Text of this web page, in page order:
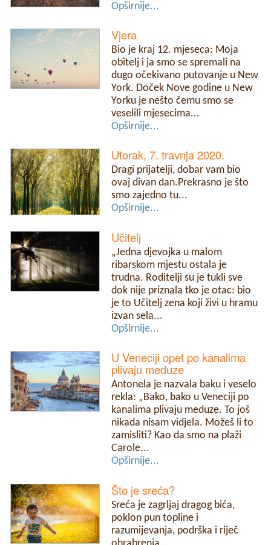
Opširnije...
Vjera
Bio je kraj 12. mjeseca: Moja
obitelj i ja smo se spremali na
dugo očekivano putovanje u New
York. Doček Nove godine u New
Yorku je nešto čemu smo se
veselili mjesecima...
Opširnije...
Utorak, 7. travnja 2020.
Dragi prijatelji, dobar vam bio
ovaj divan dan.Prekrasno je što
smo zajedno tu...
Opširnije...
Učitelj
„Jedna djevojka u malom
ribarskom mjestu ostala je
trudna. Roditelji su je tukli sve
dok nije priznala tko je otac: bio
je to Učitelj zena koji živi u hramu
izvan sela...
Opširnije...
U Veneciji opet po kanalima
plivaju meduze
Antonela je nazvala baku i veselo
rekla: „Bako, bako u Veneciji po
kanalima plivaju meduze. To još
nikada nisam vidjela. Možeš li to
zamisliti? Kao da smo na plaži
Carole...
Opširnije...
Što je sreća?
Sreća je zagrljaj dragog bića,
poklon pun topline i
razumijevanja, podrška i riječ